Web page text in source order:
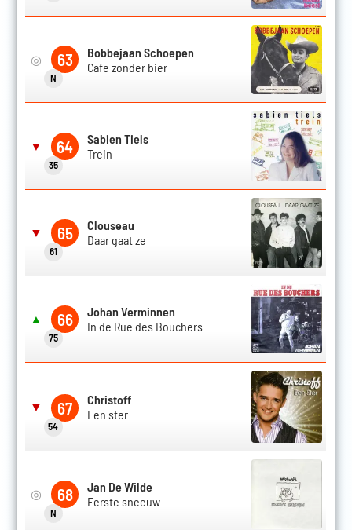
◎ 63
N
Bobbejaan Schoepen
Cafe zonder bier
▼ 64
35
Sabien Tiels
Trein
▼ 65
61
Clouseau
Daar gaat ze
▲ 66
75
Johan Verminnen
In de Rue des Bouchers
▼ 67
54
Christoff
Een ster
◎ 68
N
Jan De Wilde
Eerste sneeuw